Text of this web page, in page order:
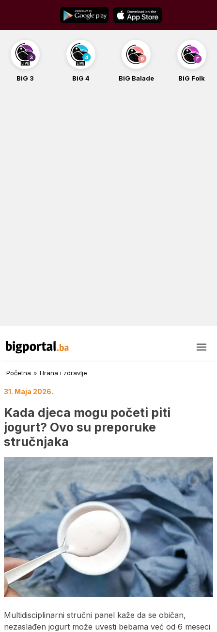
content
BiG 3 BiG 4 BiG Balade BiG Folk
Početna » Hrana i zdravlje
31. Maja 2026.
Kada djeca mogu početi piti
jogurt? Ovo su preporuke
stručnjaka
Multidisciplinarni stručni panel kaže da se običan,
nezaslađen jogurt može uvesti bebama već od 6 meseci